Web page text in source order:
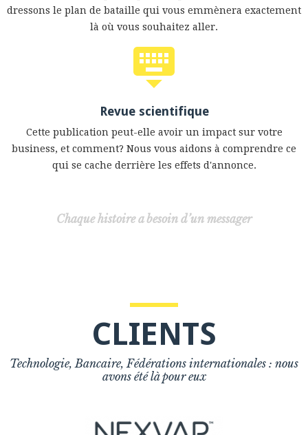
dressons le plan de bataille qui vous emmènera exactement
là où vous souhaitez aller.
Revue scientifique
Cette publication peut-elle avoir un impact sur votre
business, et comment? Nous vous aidons à comprendre ce
qui se cache derrière les effets d'annonce.
Chaque histoire a besoin d’un messager
CLIENTS
Technologie, Bancaire, Fédérations internationales : nous
avons été là pour eux